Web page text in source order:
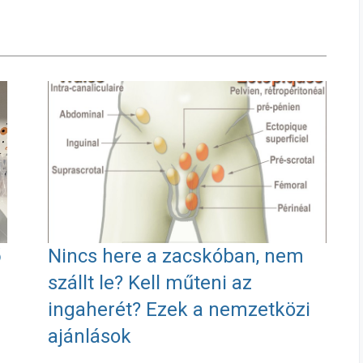
Nincs here a zacskóban, nem
szállt le? Kell műteni az
ingaherét? Ezek a nemzetközi
ajánlások